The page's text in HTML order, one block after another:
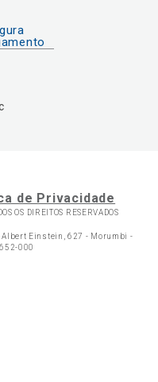
de Privacidade
OS DIREITOS RESERVADOS
Albert Einstein, 627 - Morumbi -
000